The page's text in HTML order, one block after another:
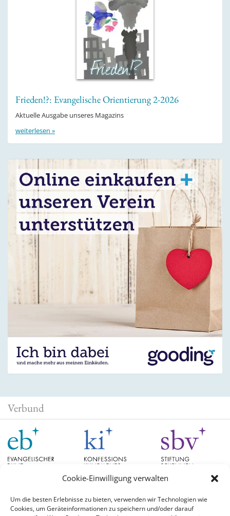
Cookie-Einwilligung verwalten
Um die besten Erlebnisse zu bieten, verwenden wir Technologien wie
Cookies, um Geräteinformationen zu speichern und/oder darauf
Frieden!?: Evangelische Orientierung 2-2026
Aktuelle Ausgabe unseres Magazins
weiterlesen »
Verbund